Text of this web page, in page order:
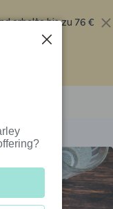
erhalte bis zu 76 €
Boxen